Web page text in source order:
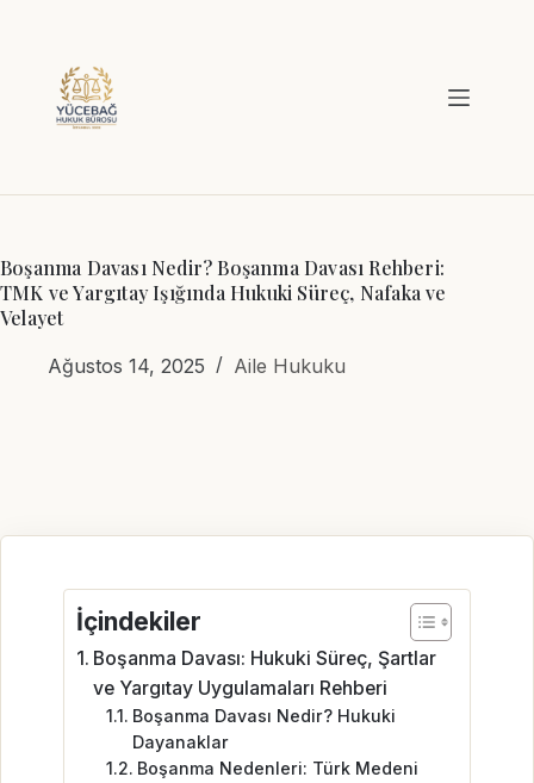
Boşanma Davası Nedir? Boşanma Davası Rehberi:
TMK ve Yargıtay Işığında Hukuki Süreç, Nafaka ve
Velayet
Ağustos 14, 2025 Aile Hukuku
İçindekiler
Boşanma Davası: Hukuki Süreç, Şartlar
ve Yargıtay Uygulamaları Rehberi
Boşanma Davası Nedir? Hukuki
Dayanaklar
Boşanma Nedenleri: Türk Medeni